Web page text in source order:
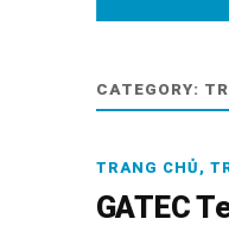
CATEGORY:
TRANG CHỦ ,
GATEC